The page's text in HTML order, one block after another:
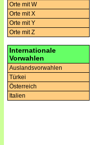
Orte mit W
Orte mit X
Orte mit Y
Orte mit Z
Internationale
Vorwahlen
Auslandsvorwahlen
Türkei
Österreich
Italien